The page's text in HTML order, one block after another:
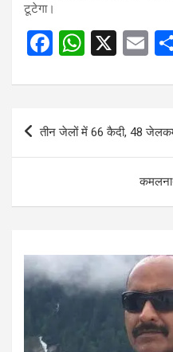
टूटेगा।
F
ce
b
o
W
at
s
A
X
E
ail
Post
तीन जेलों में 66 कैदी, 48